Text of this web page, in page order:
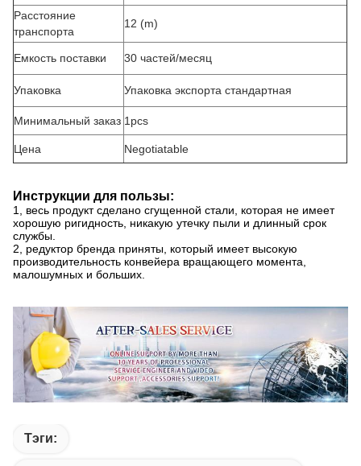
Расстояние
транспорта
12 (m)
Емкость поставки 30 частей/месяц
Упаковка Упаковка экспорта стандартная
Минимальный заказ 1pcs
Цена Negotiatable
Инструкции для пользы:
1, весь продукт сделано сгущенной стали, которая не имеет
хорошую ригидность, никакую утечку пыли и длинный срок
службы.
2, редуктор бренда приняты, который имеет высокую
производительность конвейера вращающего момента,
малошумных и больших.
Тэги: